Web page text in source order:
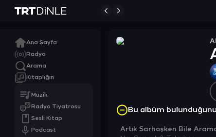
Ana Sayfa
Radyo
Arama
Kitaplığın
Müzik
Radyo Tiyatrosu
Sesli Kitap
Podcast
Bu albüm
Artık Sarhoşken Bile